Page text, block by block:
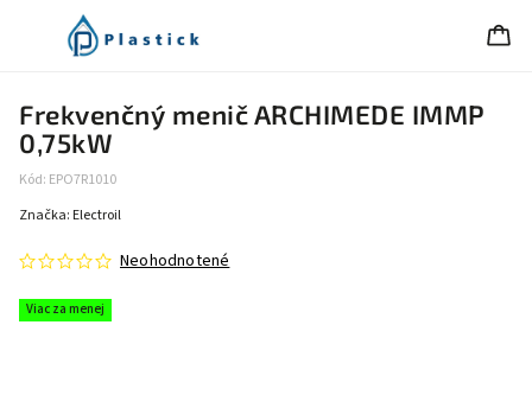
Frekvenčný menič ARCHIMEDE IMMP
0,75kW
Kód: EPO7R1010
Viac za menej
Neohodnotené
Značka: Electroil